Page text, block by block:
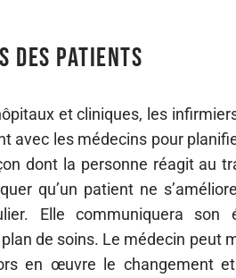
des patients
et cliniques, les
avec les médecins pour
dont la personne réagit au
qu’un patient ne
Elle communiquera
de soins. Le médecin peut
en œuvre le changement